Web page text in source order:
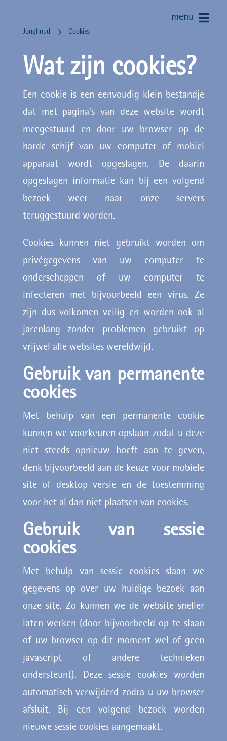
menu
Jonghoud 5 Cookies
Wat zijn cookies?
Een cookie is een eenvoudig klein bestandje
dat met pagina’s van deze website wordt
meegestuurd en door uw browser op de
harde schijf van uw computer of mobiel
apparaat wordt opgeslagen. De daarin
opgeslagen informatie kan bij een volgend
bezoek weer naar onze servers
teruggestuurd worden.
Cookies kunnen niet gebruikt worden om
privégegevens van uw computer te
onderscheppen of uw computer te
infecteren met bijvoorbeeld een virus. Ze
zijn dus volkomen veilig en worden ook al
jarenlang zonder problemen gebruikt op
vrijwel alle websites wereldwijd.
Gebruik van permanente
cookies
Met behulp van een permanente cookie
kunnen we voorkeuren opslaan zodat u deze
niet steeds opnieuw hoeft aan te geven,
denk bijvoorbeeld aan de keuze voor mobiele
site of desktop versie en de toestemming
voor het al dan niet plaatsen van cookies.
Gebruik van sessie
cookies
Met behulp van sessie cookies slaan we
gegevens op over uw huidige bezoek aan
onze site. Zo kunnen we de website sneller
laten werken (door bijvoorbeeld op te slaan
of uw browser op dit moment wel of geen
javascript of andere technieken
ondersteunt). Deze sessie cookies worden
automatisch verwijderd zodra u uw browser
afsluit. Bij een volgend bezoek worden
nieuwe sessie cookies aangemaakt.